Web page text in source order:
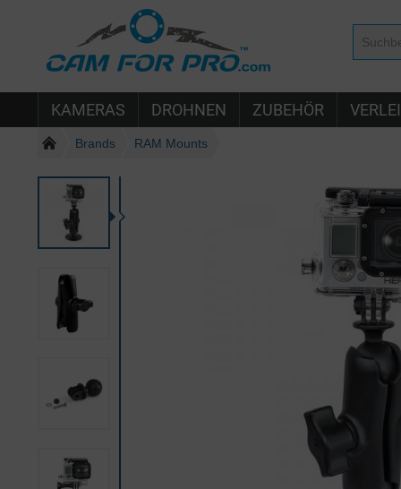
KAMERAS DROHNEN ZUBEHÖR
Brands RAM Mounts